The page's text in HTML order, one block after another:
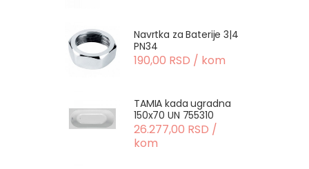
Navrtka za Baterije 3|4
PN34
190,00 RSD / kom
TAMIA kada ugradna
150x70 UN 755310
26.277,00 RSD /
kom